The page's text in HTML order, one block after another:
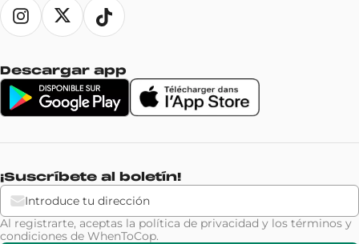
Descargar app
¡Suscríbete al boletín!
Al registrarte, aceptas la política de privacidad y los términos y
condiciones de WhenToCop.